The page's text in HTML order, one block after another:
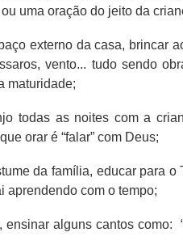
uma oração do jeito da
externo da casa, brincar
vento... tudo sendo
maturidade;
todas as noites com a
orar é “falar” com Deus;
da família, educar para o
aprendendo com o tempo;
ensinar alguns cantos como: